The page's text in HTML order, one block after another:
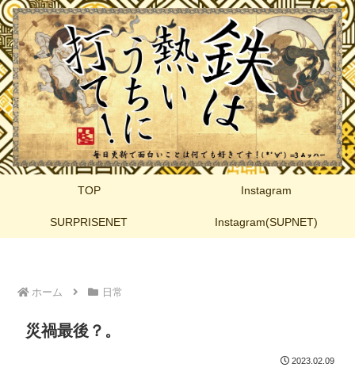
TOP Instagram
SURPRISENET Instagram(SUPNET)
ホーム 日常
災禍最後？。
2023.02.09